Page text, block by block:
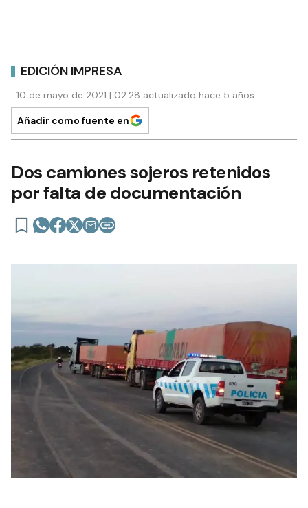
EDICIÓN IMPRESA
10 de mayo de 2021 | 02:28 actualizado hace 5 años
Añadir como fuente en
Dos camiones sojeros retenidos
por falta de documentación